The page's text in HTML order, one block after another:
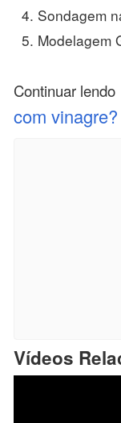
Sondagem
Modelagem
Continuar lendo
com vinagre?
Vídeos